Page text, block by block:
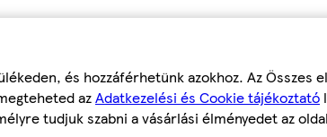
és hozzáférhetünk azokhoz. Az Összes
azAdatkezelési és Cookie tájékoztató
tudjuk szabni a vásárlási élményedet az